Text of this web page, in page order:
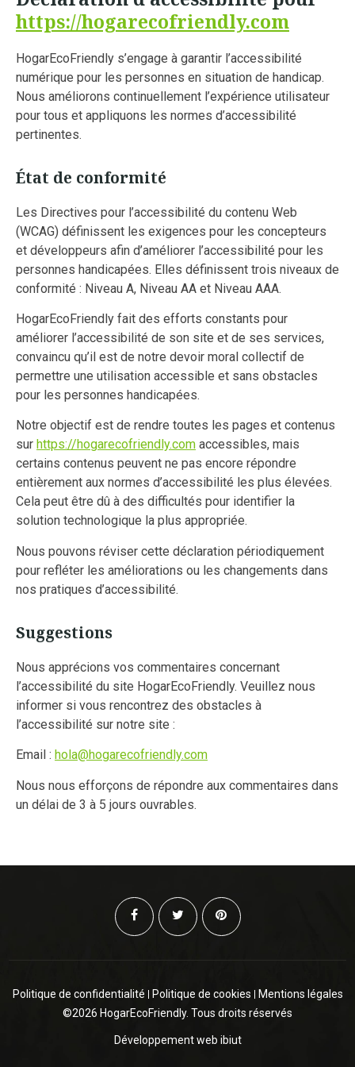
https://hogarecofriendly.com
HogarEcoFriendly s’engage à garantir l’accessibilité
numérique pour les personnes en situation de handicap.
Nous améliorons continuellement l’expérience utilisateur
pour tous et appliquons les normes d’accessibilité
pertinentes.
État de conformité
Les Directives pour l’accessibilité du contenu Web
(WCAG) définissent les exigences pour les concepteurs
et développeurs afin d’améliorer l’accessibilité pour les
personnes handicapées. Elles définissent trois niveaux de
conformité : Niveau A, Niveau AA et Niveau AAA.
HogarEcoFriendly fait des efforts constants pour
améliorer l’accessibilité de son site et de ses services,
convaincu qu’il est de notre devoir moral collectif de
permettre une utilisation accessible et sans obstacles
pour les personnes handicapées.
Notre objectif est de rendre toutes les pages et contenus
sur https://hogarecofriendly.com accessibles, mais
certains contenus peuvent ne pas encore répondre
entièrement aux normes d’accessibilité les plus élevées.
Cela peut être dû à des difficultés pour identifier la
solution technologique la plus appropriée.
Nous pouvons réviser cette déclaration périodiquement
pour refléter les améliorations ou les changements dans
nos pratiques d’accessibilité.
Suggestions
Nous apprécions vos commentaires concernant
l’accessibilité du site HogarEcoFriendly. Veuillez nous
informer si vous rencontrez des obstacles à
l’accessibilité sur notre site :
Email : hola@hogarecofriendly.com
Nous nous efforçons de répondre aux commentaires dans
un délai de 3 à 5 jours ouvrables.
Politique de confidentialité Politique de cookies
Mentions légales
©2026 HogarEcoFriendly. Tous droits réservés
Développement web ibiut